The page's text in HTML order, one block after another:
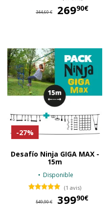
344,60 € 26990€
-27%
Desafío Ninja GIGA MAX -
15m
Disponible
(1 avis)
549,90 € 39990€